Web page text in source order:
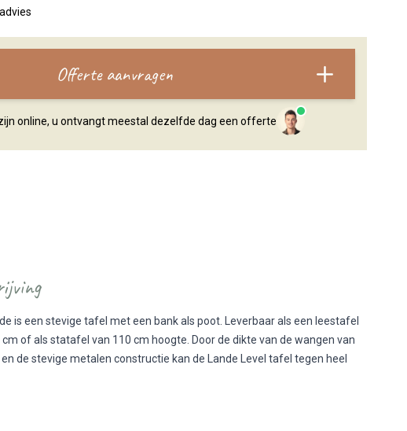
Offerte aanvragen
online, u ontvangt meestal dezelfde dag een offerte
is een stevige tafel met een bank als poot. Leverbaar als een leestafel
of als statafel van 110 cm hoogte. Door de dikte van de wangen van
de stevige metalen constructie kan de Lande Level tafel tegen heel